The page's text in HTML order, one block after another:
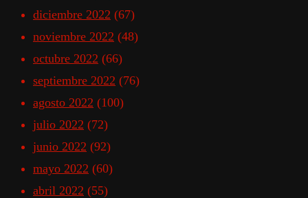
diciembre 2022 (67)
noviembre 2022 (48)
octubre 2022 (66)
septiembre 2022 (76)
agosto 2022 (100)
julio 2022 (72)
junio 2022 (92)
mayo 2022 (60)
abril 2022 (55)